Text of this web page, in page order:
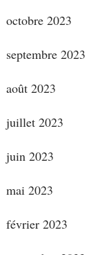
octobre 2023
septembre 2023
août 2023
juillet 2023
juin 2023
mai 2023
février 2023